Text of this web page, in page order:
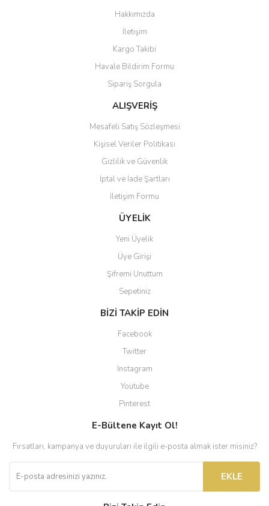
Yorum Yaz
Ürün resmi kalitesiz, bozuk veya görüntülenemiyor.
Ürün açıklamasında eksik bilgiler bulunuyor.
Ürün bilgilerinde hatalar bulunuyor.
Ürün fiyatı diğer sitelerden daha pahalı.
Bu ürüne benzer farklı alternatifler olmalı.
Gönder
Hakkımızda
İletişim
Kargo Takibi
Havale Bildirim Formu
Sipariş Sorgula
ALIŞVERİŞ
Mesafeli Satış Sözleşmesi
Kişisel Veriler Politikası
Gizlilik ve Güvenlik
İptal ve İade Şartları
İletişim Formu
ÜYELİK
Yeni Üyelik
Üye Girişi
Şifremi Unuttum
Sepetiniz
BİZİ TAKİP EDİN
Facebook
Twitter
Instagram
Youtube
Pinterest
E-Bültene Kayıt Ol!
Fırsatları, kampanya ve duyuruları ile ilgili e-posta almak ister misiniz?
EKLE